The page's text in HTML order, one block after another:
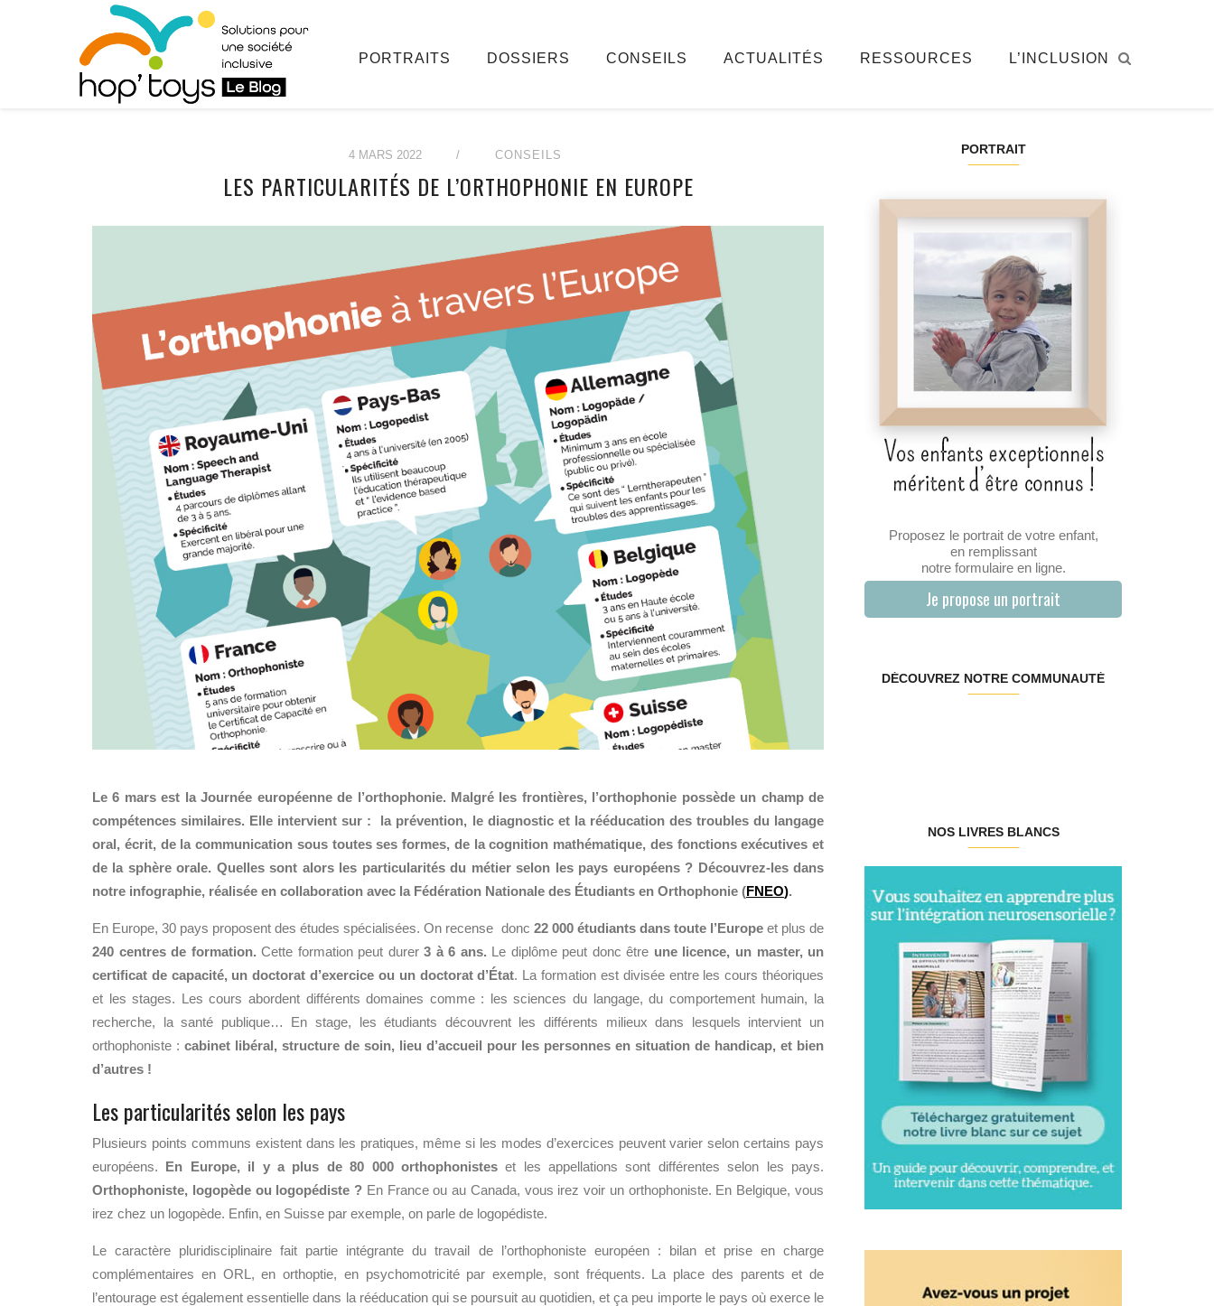
PORTRAITS DOSSIERS CONSEILS ACTUALITÉS RESSOURCES L’INCLUSION
4 MARS 2022 / CONSEILS
LES PARTICULARITÉS DE L’ORTHOPHONIE EN EUROPE
Le 6 mars est la Journée européenne de l’orthophonie. Malgré les frontières, l’orthophonie possède un champ de
compétences similaires. Elle intervient sur : la prévention, le diagnostic et la rééducation des troubles du langage
oral, écrit, de la communication sous toutes ses formes, de la cognition mathématique, des fonctions exécutives et
de la sphère orale. Quelles sont alors les particularités du métier selon les pays européens ? Découvrez-les dans
notre infographie, réalisée en collaboration avec la Fédération Nationale des Étudiants en Orthophonie (FNEO).
En Europe, 30 pays proposent des études spécialisées. On recense donc 22 000 étudiants dans toute l’Europeet plus de
240 centres de formation. Cette formation peut durer3 à 6 ans. Le diplôme peut donc être une licence, un master, un
certificat de capacité, un doctorat d’exercice ou un doctorat d’État. La formation est divisée entre les cours théoriques
et les stages. Les cours abordent différents domaines comme : les sciences du langage, du comportement humain, la
recherche, la santé publique… En stage, les étudiants découvrent les différents milieux dans lesquels intervient un
orthophoniste : cabinet libéral, structure de soin, lieu d’accueil pour les personnes en situation de handicap, et bien
d’autres !
Les particularités selon les pays
Plusieurs points communs existent dans les pratiques, même si les modes d’exercices peuvent varier selon certains pays
européens. En Europe, il y a plus de 80 000 orthophonisteset les appellations sont différentes selon les pays.
Orthophoniste, logopède ou logopédiste ? En France ou au Canada, vous irez voir un orthophoniste. En Belgique, vous
irez chez un logopède. Enfin, en Suisse par exemple, on parle de logopédiste.
Le caractère pluridisciplinaire fait partie intégrante du travail de l’orthophoniste européen : bilan et prise en charge
complémentaires en ORL, en orthoptie, en psychomotricité par exemple, sont fréquents. La place des parents et de
l’entourage est également essentielle dans la rééducation qui se poursuit au quotidien, et ça peu importe le pays où exerce le
PORTRAIT
Proposez le portrait de votre enfant,
en remplissant
notre formulaire en ligne.
Je propose un portrait
DÉCOUVREZ NOTRE COMMUNAUTÉ
NOS LIVRES BLANCS